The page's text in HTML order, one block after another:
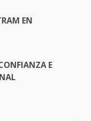
EN
E